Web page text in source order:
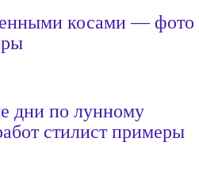
косами — фото
дни по лунному
стилист примеры